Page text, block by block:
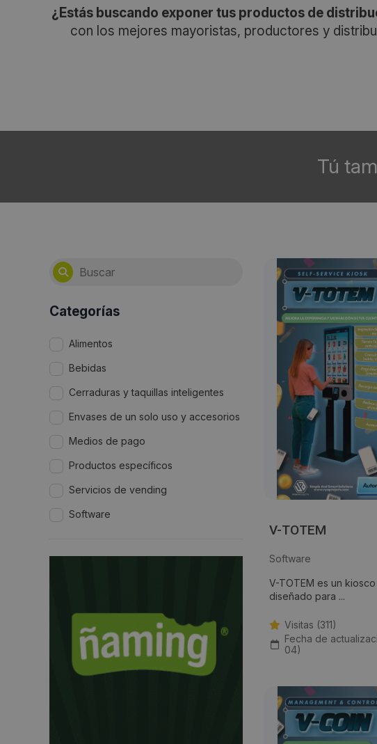
¿Estás buscando exponer tus productos de
con los mejores mayoristas, productores y
Tú
Categorías
Alimentos
Bebidas
Cerraduras y taquillas inteligentes
Envases de un solo uso y accesorios
Medios de pago
Productos específicos
Servicios de vending
Software
V-TOTEM
Software
V-TOTEM es un
diseñado para ...
Visitas (311)
Fecha de
04)